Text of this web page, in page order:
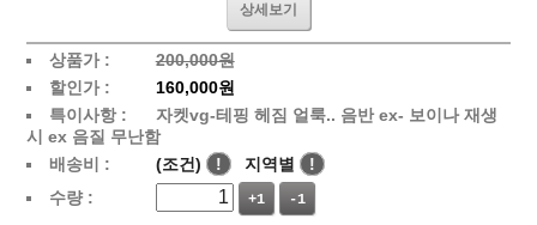
상세보기
상품가 :
200,000원
할인가 :
160,000원
특이사항 :
자켓vg-테핑 헤짐 얼룩.. 음반 ex- 보이나 재생
시 ex 음질 무난함
배송비 :
(조건) ! 지역별
!
수량 :
+1 -1